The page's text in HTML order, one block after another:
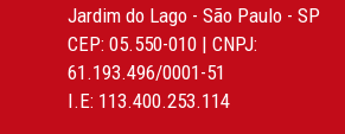
Jardim do Lago - São Paulo - SP
CEP: 05.550-010 | CNPJ:
61.193.496/0001-51
I.E: 113.400.253.114